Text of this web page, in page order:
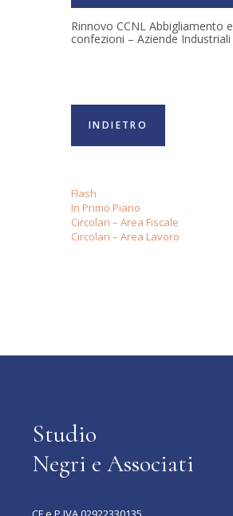
Rinnovo CCNL Abbigliamento e
confezioni – Aziende Industriali
INDIETRO
Flash
In Primo Piano
Circolari – Area Fiscale
Circolari – Area Lavoro
Studio
Negri e Associati